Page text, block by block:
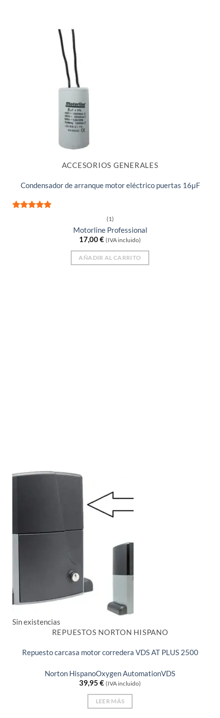
ACCESORIOS GENERALES
Condensador de arranque motor eléctrico puertas 16μF
(1)
Motorline Professional
17,00€ (IVA incluido)
AÑADIR AL CARRITO
Sin existencias
REPUESTOS NORTON HISPANO
Repuesto carcasa motor corredera VDS AT PLUS 2500
Norton HispanoOxygen AutomationVDS
39,95 € (IVA incluido)
LEER MÁS